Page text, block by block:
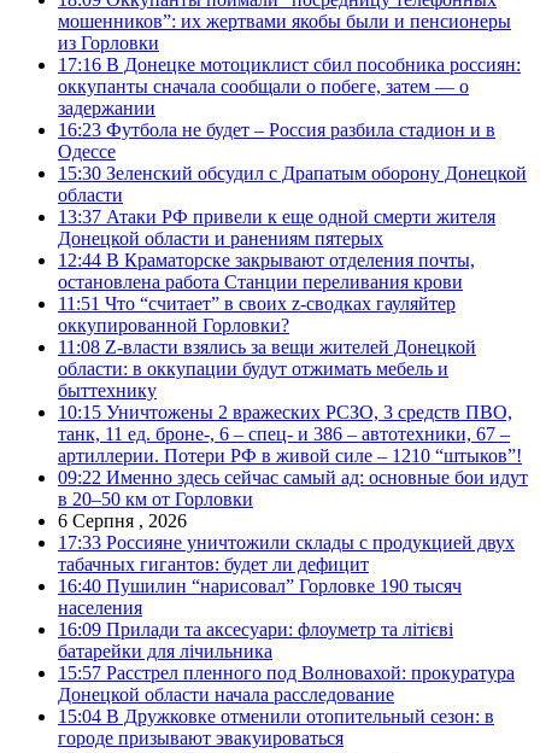
мошенников”: их жертвами якобы были и пенсионеры
из Горловки
17:16 В Донецке мотоциклист сбил пособника россиян:
оккупанты сначала сообщали о побеге, затем — о
задержании
16:23 Футбола не будет – Россия разбила стадион и в
Одессе
15:30 Зеленский обсудил с Драпатым оборону Донецкой
области
13:37 Атаки РФ привели к еще одной смерти жителя
Донецкой области и ранениям пятерых
12:44 В Краматорске закрывают отделения почты,
остановлена работа Станции переливания крови
11:51 Что “считает” в своих z-сводках гауляйтер
оккупированной Горловки?
11:08 Z-власти взялись за вещи жителей Донецкой
области: в оккупации будут отжимать мебель и
быттехнику
10:15 Уничтожены 2 вражеских РСЗО, 3 средств ПВО,
танк, 11 ед. броне-, 6 – спец- и 386 – автотехники, 67 –
артиллерии. Потери РФ в живой силе – 1210 “штыков”!
09:22 Именно здесь сейчас самый ад: основные бои идут
в 20–50 км от Горловки
6 Серпня , 2026
17:33 Россияне уничтожили склады с продукцией двух
табачных гигантов: будет ли дефицит
16:40 Пушилин “нарисовал” Горловке 190 тысяч
населения
16:09 Прилади та аксесуари: флоуметр та літієві
батарейки для лічильника
15:57 Расстрел пленного под Волновахой: прокуратура
Донецкой области начала расследование
15:04 В Дружковке отменили отопительный сезон: в
городе призывают эвакуироваться